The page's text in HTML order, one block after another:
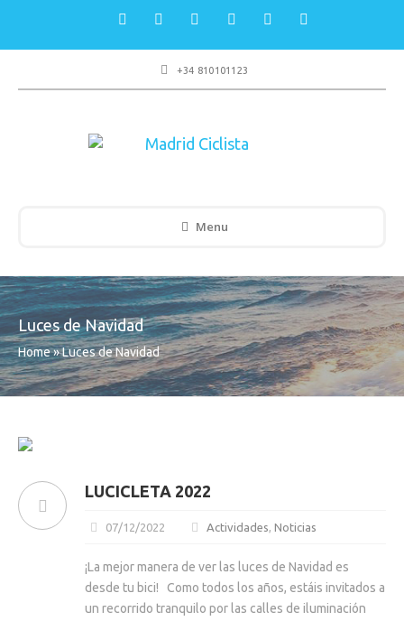
+34 810101123
Menu
Luces de Navidad
Home»Luces de Navidad
LUCICLETA 2022
07/12/2022 Actividades,Noticias
¡La mejor manera de ver las luces de Navidad es
desde tu bici! Como todos los años, estáis invitados a
un recorrido tranquilo por las calles de iluminación